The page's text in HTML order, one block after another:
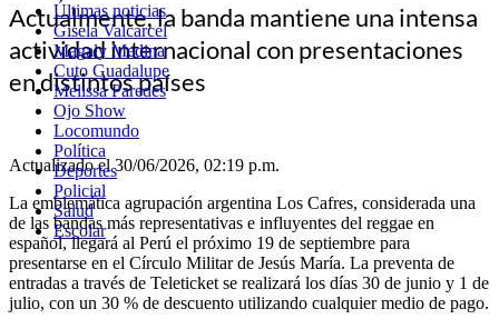
Últimas noticias
Gisela Valcarcel
Magaly Medina
Cuto Guadalupe
Melissa Paredes
Ojo Show
Locomundo
Política
Deportes
Policial
Salud
Escolar
Actualmente, la banda mantiene una intensa
actividad internacional con presentaciones
en distintos países
Actualizado el 30/06/2026, 02:19 p.m.
La emblemática agrupación argentina Los Cafres, considerada una
de las bandas más representativas e influyentes del reggae en
español, llegará al Perú el próximo 19 de septiembre para
presentarse en el Círculo Militar de Jesús María. La preventa de
entradas a través de Teleticket se realizará los días 30 de junio y 1 de
julio, con un 30 % de descuento utilizando cualquier medio de pago.